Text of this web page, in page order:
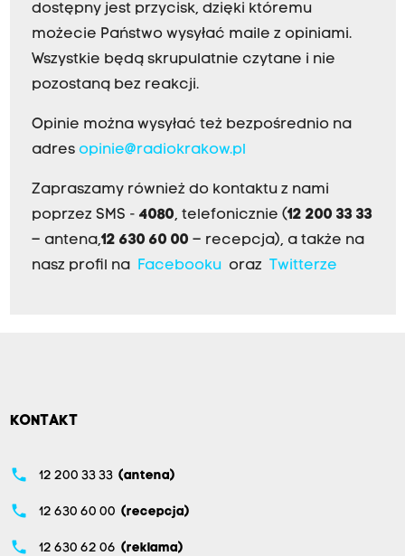
dostępny jest przycisk, dzięki któremu
możecie Państwo wysyłać maile z opiniami.
Wszystkie będą skrupulatnie czytane i nie
pozostaną bez reakcji.
Opinie można wysyłać też bezpośrednio na
adres opinie@radiokrakow.pl
Zapraszamy również do kontaktu z nami
poprzez SMS - 4080, telefonicznie (12 200 33 33
– antena,12 630 60 00 – recepcja), a także na
nasz profil na
Facebookuoraz Twitterze
KONTAKT
phone 12 200 33 33 (antena)
phone 12 630 60 00 (recepcja)
phone 12 630 62 06 (reklama)